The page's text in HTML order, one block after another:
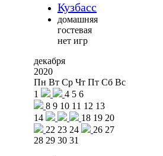
Кузбасс
домашняя
гостевая
нет игр
декабря
2020
Пн Вт Ср Чт Пт Сб Вс
1
4 5 6
8 9 10 11 12 13
14
18 19 20
22 23 24 26 27
28 29 30 31